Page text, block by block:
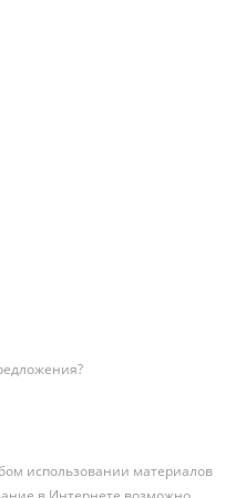
использовании материалов